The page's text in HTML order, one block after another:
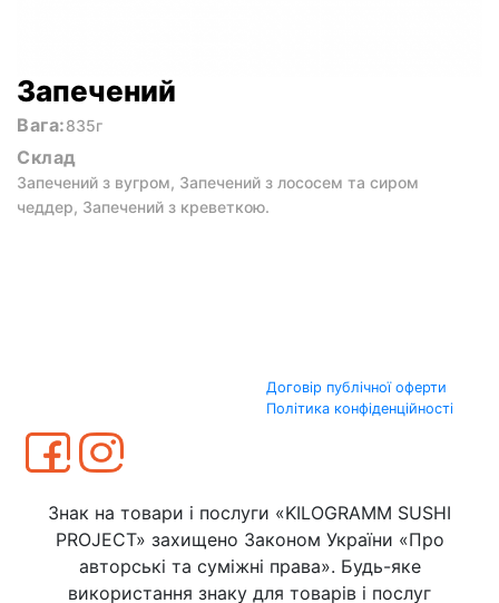
Запечений
Вага:835г
Склад
Запечений з вугром, Запечений з лососем та сиром
чеддер, Запечений з креветкою.
Договір публічної оферти
Політика конфіденційності
Знак на товари і послуги «KILOGRAMM SUSHI
PROJECT» захищено Законом України «Про
авторські та суміжні права». Будь-яке
використання знаку для товарів і послуг